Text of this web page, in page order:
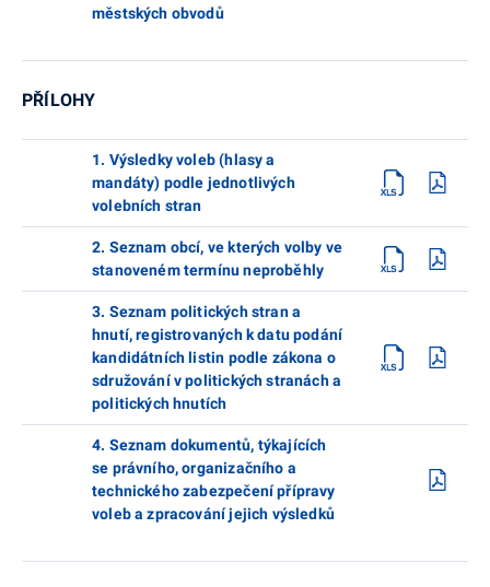
městských obvodů
PŘÍLOHY
1. Výsledky voleb (hlasy a
mandáty) podle jednotlivých
volebních stran
2. Seznam obcí, ve kterých volby ve
stanoveném termínu neproběhly
3. Seznam politických stran a
hnutí, registrovaných k datu podání
kandidátních listin podle zákona o
sdružování v politických stranách a
politických hnutích
4. Seznam dokumentů, týkajících
se právního, organizačního a
technického zabezpečení přípravy
voleb a zpracování jejich výsledků